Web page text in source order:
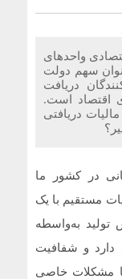
واحدهای
سهم دولت
دریافت
اقتصاد است.
دریافتی
در کشور ما
مستقیم با یک
به‌واسطه
دارد و شفافیت
مشکلات خاصی